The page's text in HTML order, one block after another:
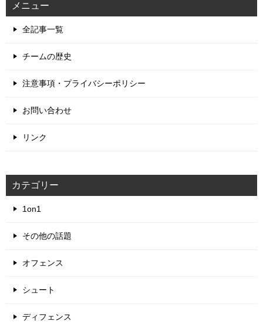
メニュー
全記事一覧
チームの歴史
注意事項・プライバシーポリシー
お問い合わせ
リンク
カテゴリー
1on1
その他の話題
オフェンス
シュート
ディフェンス